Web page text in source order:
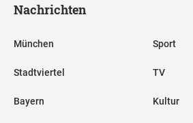
Nachrichten
München
Stadtviertel
Bayern
Sport
TV
Kultur